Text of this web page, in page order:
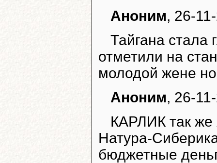
Аноним, 26-
Тайгана стала
отметили на
молодой жене
Аноним, 26-
КАРЛИК так же
Натура-
бюджетные